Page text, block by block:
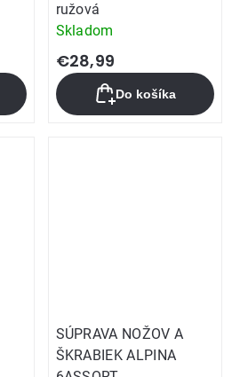
ružová
Skladom
€28,99
Do košíka
SÚPRAVA NOŽOV A
ŠKRABIEK ALPINA